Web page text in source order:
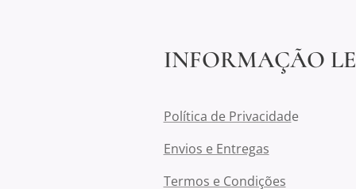
INFORMAÇÃO
Política de Privacidade
Envios e Entregas
Termos e Condições